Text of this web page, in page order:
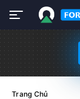
Trang Chủ